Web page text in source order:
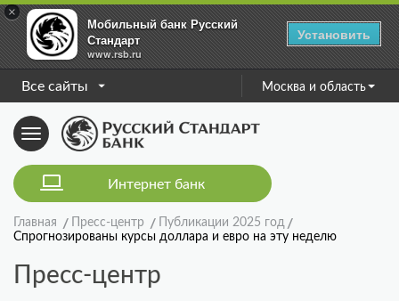
×
Мобильный банк Русский
Стандарт
www.rsb.ru
Установить
Все сайты Москва и область
Toggle
navigation
Интернет банк
Главная Пресс-центр
Публикации 2025 год
Спрогнозированы курсы доллара и евро на эту неделю
Пресс-центр